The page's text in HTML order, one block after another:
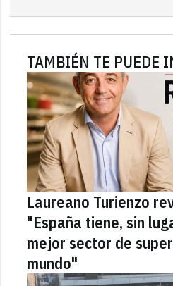
TAMBIÉN TE PUEDE
Laureano Turienzo
"España tiene, sin
mejor sector de
mundo"